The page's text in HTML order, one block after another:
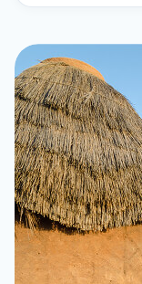
Chọn
Các bước đơn
Bộ lọc: 1 ngày •
1
Số ngày
1ngày